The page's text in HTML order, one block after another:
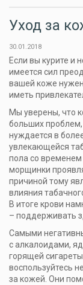
Уход за
30.01.2018
Если вы курите и
имеется сил
вашей коже
иметь
Мы уверены, что
больших
нуждается в
увлекающейся
пола со временем
морщинки
причиной тому
влияния
В итоге крови
– поддерживать
Самыми
с алкалоидами,
горящей
воспользуйтесь
за кожей. Они